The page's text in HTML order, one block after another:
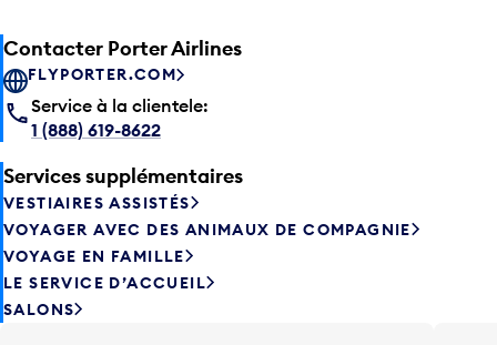
Contacter Porter Airlines
FLYPORTER.COM
Service à la clientele:
1 (888) 619-8622
Services supplémentaires
VESTIAIRES ASSISTÉS
VOYAGER AVEC DES ANIMAUX DE COMPAGNIE
VOYAGE EN FAMILLE
LE SERVICE D’ACCUEIL
SALONS